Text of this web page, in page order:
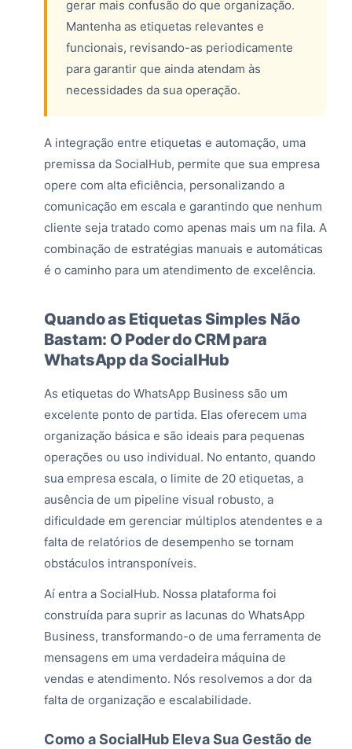
gerar mais confusão do que organização.
Mantenha as etiquetas relevantes e
funcionais, revisando-as periodicamente
para garantir que ainda atendam às
necessidades da sua operação.
A integração entre etiquetas e automação, uma
premissa da SocialHub, permite que sua empresa
opere com alta eficiência, personalizando a
comunicação em escala e garantindo que nenhum
cliente seja tratado como apenas mais um na fila. A
combinação de estratégias manuais e automáticas
é o caminho para um atendimento de excelência.
Quando as Etiquetas Simples Não
Bastam: O Poder do CRM para
WhatsApp da SocialHub
As etiquetas do WhatsApp Business são um
excelente ponto de partida. Elas oferecem uma
organização básica e são ideais para pequenas
operações ou uso individual. No entanto, quando
sua empresa escala, o limite de 20 etiquetas, a
ausência de um pipeline visual robusto, a
dificuldade em gerenciar múltiplos atendentes e a
falta de relatórios de desempenho se tornam
obstáculos intransponíveis.
Aí entra a SocialHub. Nossa plataforma foi
construída para suprir as lacunas do WhatsApp
Business, transformando-o de uma ferramenta de
mensagens em uma verdadeira máquina de
vendas e atendimento. Nós resolvemos a dor da
falta de organização e escalabilidade.
Como a SocialHub Eleva Sua Gestão de